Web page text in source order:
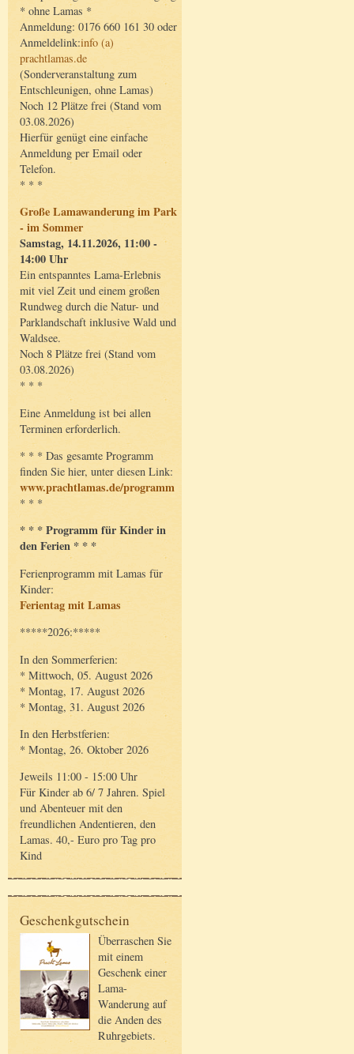
* ohne Lamas *
Anmeldung: 0176 660 161 30 oder
Anmeldelink:info (a)
prachtlamas.de
(Sonderveranstaltung zum
Entschleunigen, ohne Lamas)
Noch 12 Plätze frei (Stand vom
03.08.2026)
Hierfür genügt eine einfache
Anmeldung per Email oder
Telefon.
* * *
Große Lamawanderung im Park
- im Sommer
Samstag, 14.11.2026, 11:00 -
14:00 Uhr
Ein entspanntes Lama-Erlebnis
mit viel Zeit und einem großen
Rundweg durch die Natur- und
Parklandschaft inklusive Wald und
Waldsee.
Noch 8 Plätze frei (Stand vom
03.08.2026)
* * *
Eine Anmeldung ist bei allen
Terminen erforderlich.
* * * Das gesamte Programm
finden Sie hier, unter diesen Link:
www.prachtlamas.de/programm
* * *
* * * Programm für Kinder in
den Ferien * * *
Ferienprogramm mit Lamas für
Kinder:
Ferientag mit Lamas
*****2026:*****
In den Sommerferien:
* Mittwoch, 05. August 2026
* Montag, 17. August 2026
* Montag, 31. August 2026
In den Herbstferien:
* Montag, 26. Oktober 2026
Jeweils 11:00 - 15:00 Uhr
Für Kinder ab 6/ 7 Jahren. Spiel
und Abenteuer mit den
freundlichen Andentieren, den
Lamas. 40,- Euro pro Tag pro
Kind
Geschenkgutschein
Überraschen Sie
mit einem
Geschenk einer
Lama-
Wanderung auf
die Anden des
Ruhrgebiets.